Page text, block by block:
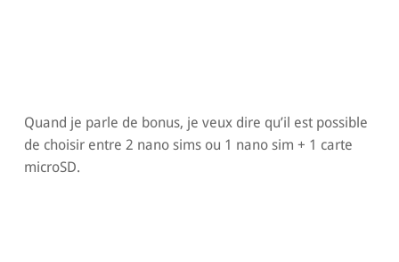
Quand je parle de bonus, je veux dire qu’il est possible
de choisir entre 2 nano sims ou 1 nano sim + 1 carte
microSD.